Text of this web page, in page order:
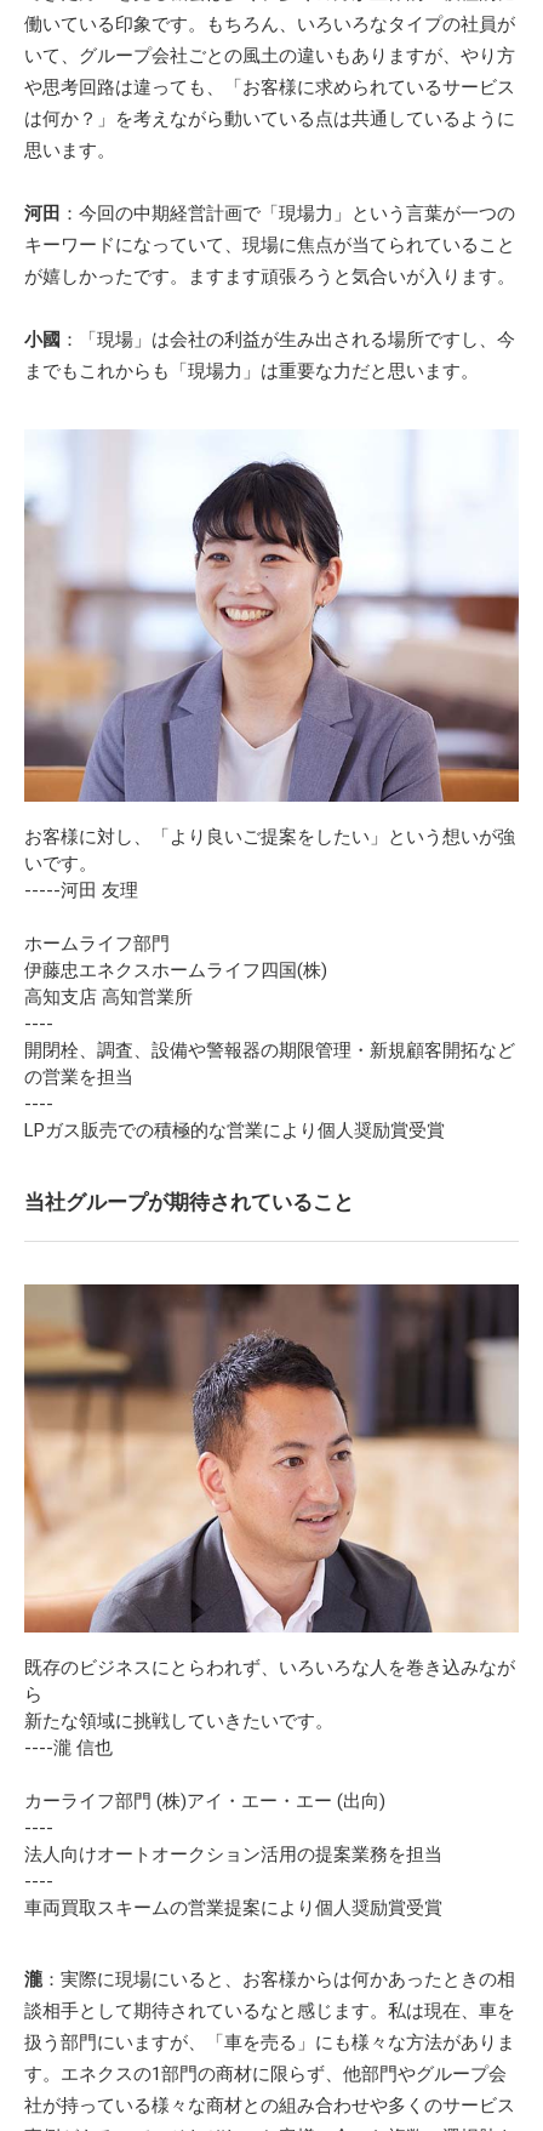
働いている印象です。もちろん、いろいろなタイプの社員が
いて、グループ会社ごとの風土の違いもありますが、やり方
や思考回路は違っても、「お客様に求められているサービス
は何か？」を考えながら動いている点は共通しているように
思います。
河田 ：今回の中期経営計画で「現場力」という言葉が一つの
キーワードになっていて、現場に焦点が当てられていること
が嬉しかったです。ますます頑張ろうと気合いが入ります。
小國 ：「現場」は会社の利益が生み出される場所ですし、今
までもこれからも「現場力」は重要な力だと思います。
お客様に対し、「より良いご提案をしたい」という想いが強
いです。
-----河田 友理
ホームライフ部門
伊藤忠エネクスホームライフ四国(株)
高知支店 高知営業所
----
開閉栓、調査、設備や警報器の期限管理・新規顧客開拓など
の営業を担当
----
LPガス販売での積極的な営業により個人奨励賞受賞
当社グループが期待されていること
既存のビジネスにとらわれず、いろいろな人を巻き込みなが
ら
新たな領域に挑戦していきたいです。
----瀧 信也
カーライフ部門 (株)アイ・エー・エー (出向)
----
法人向けオートオークション活用の提案業務を担当
----
車両買取スキームの営業提案により個人奨励賞受賞
瀧 ：実際に現場にいると、お客様からは何かあったときの相
談相手として期待されているなと感じます。私は現在、車を
扱う部門にいますが、「車を売る」にも様々な方法がありま
す。エネクスの1部門の商材に限らず、他部門やグループ会
社が持っている様々な商材との組み合わせや多くのサービス